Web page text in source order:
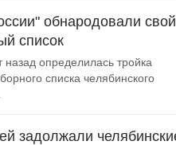
обнародовали свой
список
назад определилась тройка
списка челябинского
задолжали